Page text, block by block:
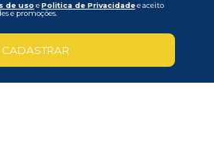
de uso ePolitica de Privacidadee aceito
e promoções.
CADASTRAR